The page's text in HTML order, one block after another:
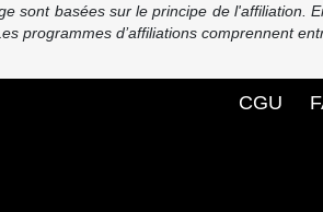
sont basées sur le principe de
programmes d’affiliations comprennent
CGU